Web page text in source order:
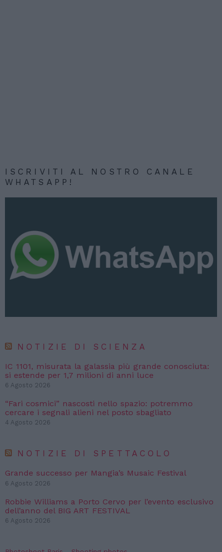
ISCRIVITI AL NOSTRO CANALE
WHATSAPP!
NOTIZIE DI SCIENZA
IC 1101, misurata la galassia più grande conosciuta:
si estende per 1,7 milioni di anni luce
6 Agosto 2026
“Fari cosmici” nascosti nello spazio: potremmo
cercare i segnali alieni nel posto sbagliato
4 Agosto 2026
NOTIZIE DI SPETTACOLO
Grande successo per Mangia’s Musaic Festival
6 Agosto 2026
Robbie Williams a Porto Cervo per l’evento esclusivo
dell’anno del BIG ART FESTIVAL
6 Agosto 2026